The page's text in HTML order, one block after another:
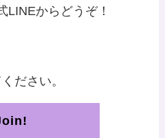
LINEからどうぞ！
ださい。